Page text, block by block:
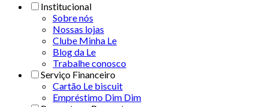
Institucional
Sobre nós
Nossas lojas
Clube Minha Le
Blog da Le
Trabalhe conosco
Serviço Financeiro
Cartão Le biscuit
Empréstimo Dim Dim